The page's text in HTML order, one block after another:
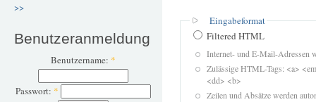
>>
Benutzeranmeldung
Benutzername: *
Passwort: *
Eingabeformat
Filtered HTML
Internet- und E-Mail-Adressen
Zulässige HTML-Tags: <a>
<dd> <b>
Zeilen und Absätze werden